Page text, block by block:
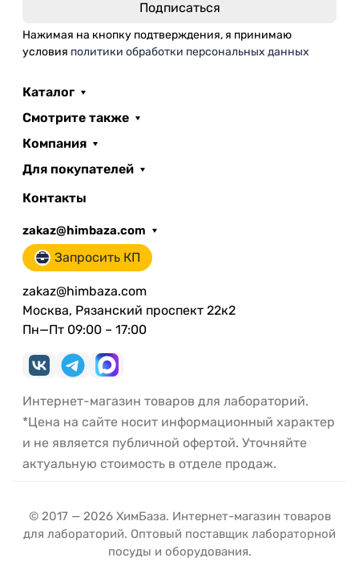
Нажимая на кнопку подтверждения, я принимаю
условия политики обработки персональных данных
Каталог
Смотрите также
Компания
Для покупателей
Контакты
zakaz@himbaza.com
Запросить КП
zakaz@himbaza.com
Москва, Рязанский проспект 22к2
Пн—Пт 09:00 – 17:00
Интернет-магазин товаров для лабораторий.
*Цена на сайте носит информационный характер
и не является публичной офертой. Уточняйте
актуальную стоимость в отделе продаж.
© 2017 — 2026 ХимБаза. Интернет-магазин товаров
для лабораторий. Оптовый поставщик лабораторной
посуды и оборудования.